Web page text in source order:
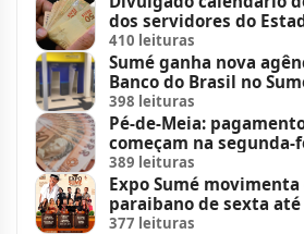
dos servidores do
410 leituras
Sumé ganha nova
Banco do Brasil no
398 leituras
Pé-de-Meia:
começam na segunda-
389 leituras
Expo Sumé
paraibano de sexta
377 leituras